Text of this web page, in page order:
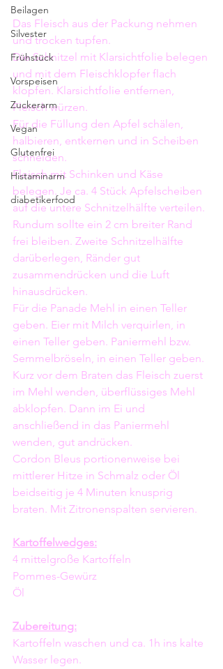
Beilagen
Silvester
Frühstück
Vorspeisen
Zuckerarm
Vegan
Glutenfrei
Histaminarm
diabetikerfood
Das Fleisch aus der Packung nehmen
und trocken tupfen.
Die Schnitzel mit Klarsichtfolie belegen
und mit dem Fleischklopfer flach
klopfen. Klarsichtfolie entfernen,
Fleisch würzen.
Für die Füllung den Apfel schälen,
halbieren, entkernen und in Scheiben
schneiden.
Fleisch mit Schinken und Käse
belegen. Je ca. 4 Stück Apfelscheiben
auf die untere Schnitzelhälfte verteilen.
Rundum sollte ein 2 cm breiter Rand
frei bleiben. Zweite Schnitzelhälfte
darüberlegen, Ränder gut
zusammendrücken und die Luft
hinausdrücken.
Für die Panade Mehl in einen Teller
geben. Eier mit Milch verquirlen, in
einen Teller geben. Paniermehl bzw.
Semmelbröseln, in einen Teller geben.
Kurz vor dem Braten das Fleisch zuerst
im Mehl wenden, überflüssiges Mehl
abklopfen. Dann im Ei und
anschließend in das Paniermehl
wenden, gut andrücken.
Cordon Bleus portionenweise bei
mittlerer Hitze in Schmalz oder Öl
beidseitig je 4 Minuten knusprig
braten. Mit Zitronenspalten servieren.
Kartoffelwedges:
4 mittelgroße Kartoffeln
Pommes-Gewürz
Öl
Zubereitung:
Kartoffeln waschen und ca. 1h ins kalte
Wasser legen.